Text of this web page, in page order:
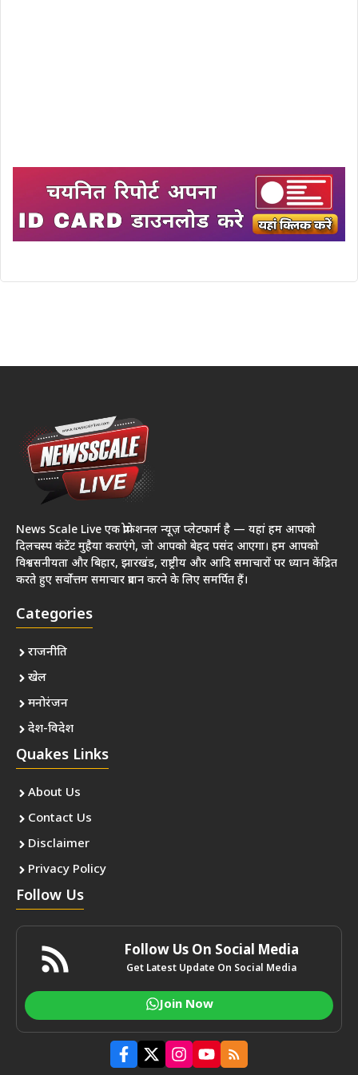
News Scale Live एक प्रोफेशनल न्यूज़ प्लेटफार्म है — यहां हम आपको
दिलचस्प कंटेंट मुहैया कराएंगे, जो आपको बेहद पसंद आएगा। हम आपको
विश्वसनीयता और बिहार, झारखंड, राष्ट्रीय और आदि समाचारों पर ध्यान केंद्रित
करते हुए सर्वोत्तम समाचार प्रदान करने के लिए समर्पित हैं।
Categories
राजनीति
खेल
मनोरंजन
देश-विदेश
Quakes Links
About Us
Contact Us
Disclaimer
Privacy Policy
Follow Us
Follow Us On Social Media
Get Latest Update On Social Media
Join Now